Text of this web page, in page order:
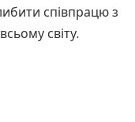
співпрацю з
світу.